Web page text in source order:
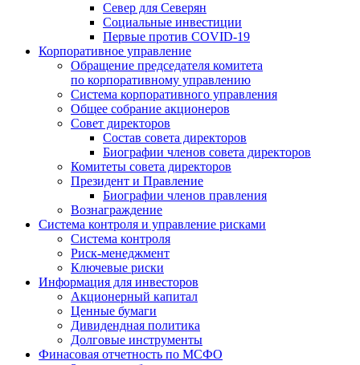
Север для Северян
Социальные инвестиции
Первые против COVID‑19
Корпоративное управление
Обращение председателя комитета
по корпоративному управлению
Система корпоративного управления
Общее собрание акционеров
Совет директоров
Состав совета директоров
Биографии членов совета директоров
Комитеты совета директоров
Президент и Правление
Биографии членов правления
Вознаграждение
Система контроля и управление рисками
Система контроля
Риск-менеджмент
Ключевые риски
Информация для инвесторов
Акционерный капитал
Ценные бумаги
Дивидендная политика
Долговые инструменты
Финасовая отчетность по МСФО